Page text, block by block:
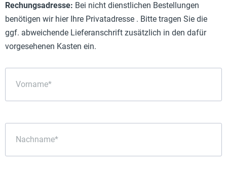
Rechungsadresse: Bei nicht dienstlichen Bestellungen
benötigen wir hier Ihre Privatadresse . Bitte tragen Sie die
ggf. abweichende Lieferanschrift zusätzlich in den dafür
vorgesehenen Kasten ein.